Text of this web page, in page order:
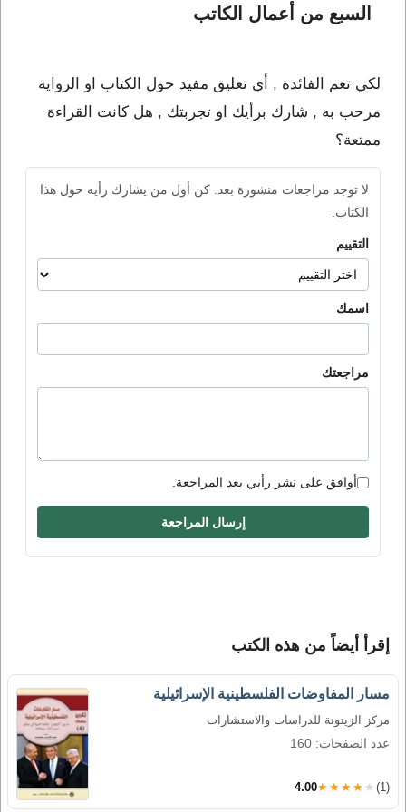
السبع من أعمال الكاتب
لكي تعم الفائدة , أي تعليق مفيد حول الكتاب او الرواية
مرحب به , شارك برأيك او تجربتك , هل كانت القراءة
ممتعة؟
لا توجد مراجعات منشورة بعد. كن أول من يشارك رأيه حول هذا
الكتاب.
التقييم
اسمك
مراجعتك
أوافق على نشر رأيي بعد المراجعة.
إرسال المراجعة
إقرأ أيضاً من هذه الكتب
مسار المفاوضات الفلسطينية الإسرائيلية
مركز الزيتونة للدراسات والاستشارات
عدد الصفحات: 160
4.00★★★★★ (1)